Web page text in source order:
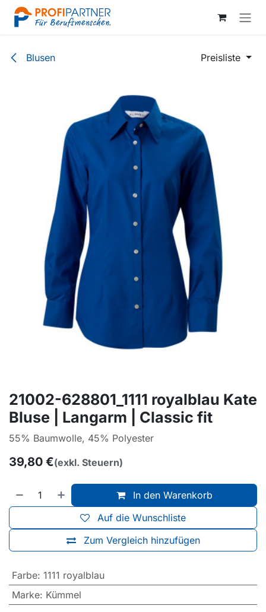
Zum Inhalt springen
Blusen Preisliste
21002-628801_1111 royalblau Kate
Bluse | Langarm | Classic fit
55% Baumwolle, 45% Polyester
39,80 €(exkl. Steuern)
In den Warenkorb
Zum Vergleich hinzufügen
Auf die Wunschliste
Farbe: 1111 royalblau
Marke: Kümmel